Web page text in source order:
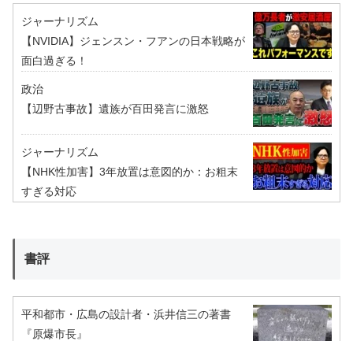
ジャーナリズム
【NVIDIA】ジェンスン・フアンの日本戦略が
面白過ぎる！
政治
【辺野古事故】遺族が百田発言に激怒
ジャーナリズム
【NHK性加害】3年放置は意図的か：お粗末
すぎる対応
書評
平和都市・広島の設計者・浜井信三の著書
『原爆市長』